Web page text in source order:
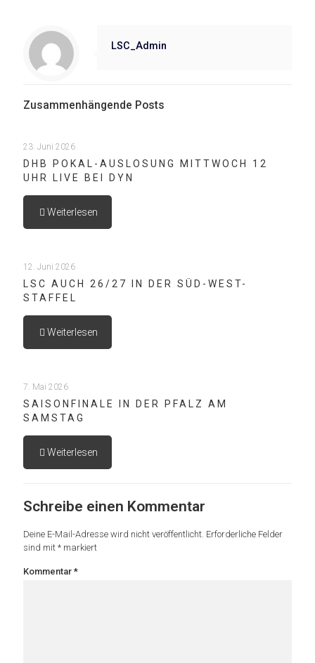
LSC_Admin
Zusammenhängende Posts
23. Juni 2026
DHB POKAL-AUSLOSUNG MITTWOCH 12
UHR LIVE BEI DYN
Weiterlesen
12. Juni 2026
LSC AUCH 26/27 IN DER SÜD-WEST-
STAFFEL
Weiterlesen
7. Mai 2026
SAISONFINALE IN DER PFALZ AM
SAMSTAG
Weiterlesen
Schreibe einen Kommentar
Deine E-Mail-Adresse wird nicht veröffentlicht. Erforderliche Felder
sind mit * markiert
Kommentar *